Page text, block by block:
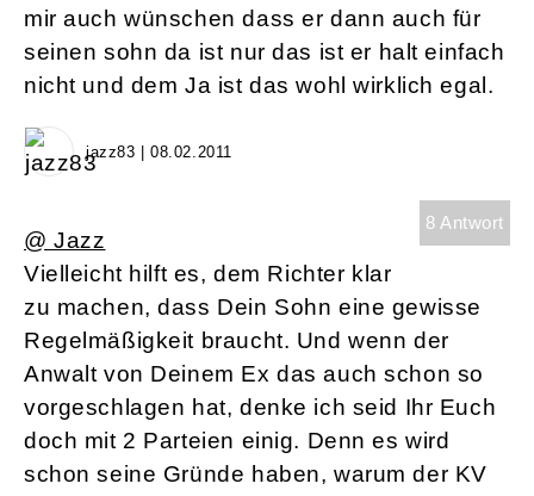
mir auch wünschen dass er dann auch für
seinen sohn da ist nur das ist er halt einfach
nicht und dem Ja ist das wohl wirklich egal.
jazz83 | 08.02.2011
8 Antwort
@ Jazz
Vielleicht hilft es, dem Richter klar
zu machen, dass Dein Sohn eine gewisse
Regelmäßigkeit braucht. Und wenn der
Anwalt von Deinem Ex das auch schon so
vorgeschlagen hat, denke ich seid Ihr Euch
doch mit 2 Parteien einig. Denn es wird
schon seine Gründe haben, warum der KV